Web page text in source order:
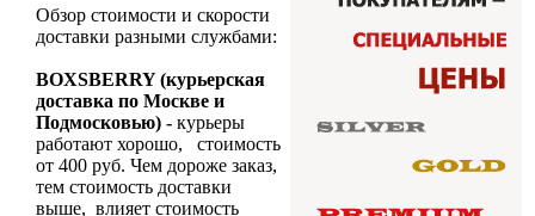
Обзор стоимости и скорости
доставки разными службами:
BOXSBERRY (курьерская
доставка по Москве и
Подмосковью) - курьеры
работают хорошо, стоимость
от 400 руб. Чем дороже заказ,
тем стоимость доставки
выше, влияет стоимость